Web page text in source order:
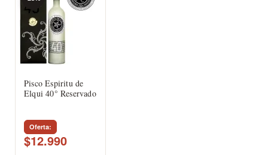
Pisco Espiritu de
Elqui 40° Reservado
Oferta
$12.990